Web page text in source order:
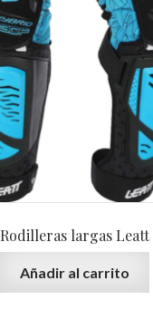
Rodilleras largas Leatt
Añadir al carrito